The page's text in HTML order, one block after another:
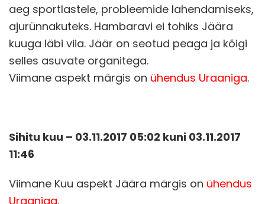
aeg sportlastele, probleemide lahendamiseks,
ajurünnakuteks. Hambaravi ei tohiks Jäära
kuuga läbi viia. Jäär on seotud peaga ja kõigi
selles asuvate organitega.
Viimane aspekt märgis on ühendus Uraaniga.
Sihitu kuu – 03.11.2017 05:02 kuni 03.11.2017
11:46
Viimane Kuu aspekt Jäära märgis on ühendus
Uraaniga.